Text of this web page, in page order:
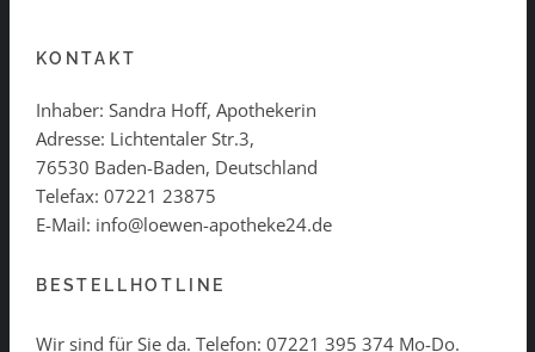
KONTAKT
Inhaber: Sandra Hoff, Apothekerin
Adresse: Lichtentaler Str.3,
76530 Baden-Baden, Deutschland
Telefax: 07221 23875
E-Mail: info@loewen-apotheke24.de
BESTELLHOTLINE
Wir sind für Sie da. Telefon: 07221 395 374 Mo-Do.